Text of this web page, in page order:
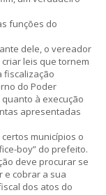
funções do
dele, o vereador
leis que tornem
fiscalização
do Poder
à execução
apresentadas
municípios o
boy” do prefeito.
deve procurar se
e cobrar a sua
dos atos do